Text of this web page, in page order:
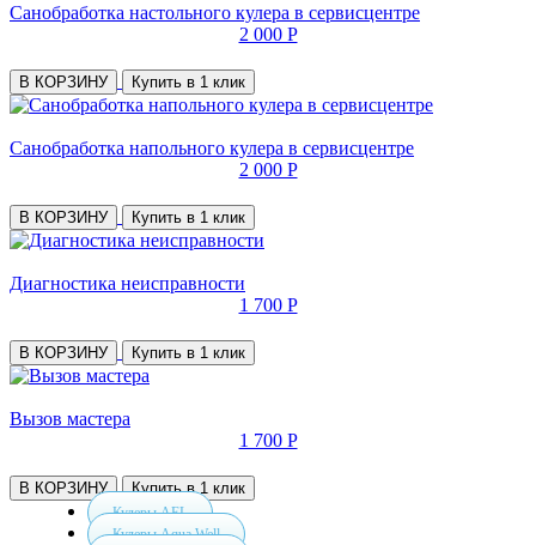
Санобработка настольного кулера в сервисцентре
2 000 Р
В КОРЗИНУ Купить в 1 клик
Санобработка напольного кулера в сервисцентре
2 000 Р
В КОРЗИНУ Купить в 1 клик
Диагностика неисправности
1 700 Р
В КОРЗИНУ Купить в 1 клик
Вызов мастера
1 700 Р
В КОРЗИНУ Купить в 1 клик
Кулеры AEL
Кулеры Aqua Well